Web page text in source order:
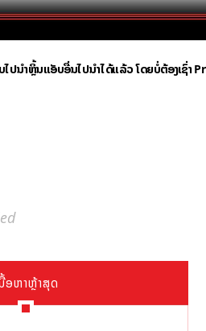
ໄປນຳຫຼິ້ນແອັບອື່ນໄປນຳໄດ້ແລ້ວ ໂດຍບໍ່ຕ້ອງເຊົ່າ
ອຫາຫຼ້າສຸດ